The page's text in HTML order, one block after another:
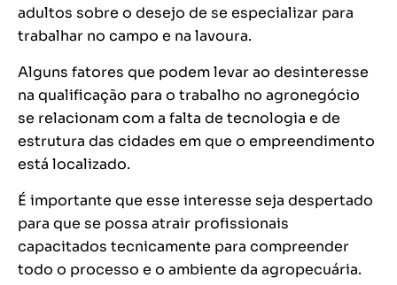
adultos sobre o desejo de se especializar para
trabalhar no campo e na lavoura.
Alguns fatores que podem levar ao desinteresse
na qualificação para o trabalho no agronegócio
se relacionam com a falta de tecnologia e de
estrutura das cidades em que o empreendimento
está localizado.
É importante que esse interesse seja despertado
para que se possa atrair profissionais
capacitados tecnicamente para compreender
todo o processo e o ambiente da agropecuária.